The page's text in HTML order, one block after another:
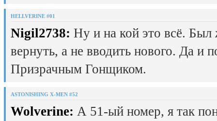
HELLVERINE #01
Nigil2738: Ну и на кой это всё.
вернуть, а не вводить нового. Да и
Призрачным Гонщиком.
ASTONISHING X-MEN #52
Wolverine: А 51-ый номер, я так